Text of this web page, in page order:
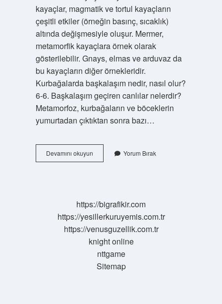
kayaçlar, magmatik ve tortul kayaçların
çeşitli etkiler (örneğin basınç, sıcaklık)
altında değişmesiyle oluşur. Mermer,
metamorfik kayaçlara örnek olarak
gösterilebilir. Gnays, elmas ve arduvaz da
bu kayaçların diğer örnekleridir.
Kurbağalarda başkalaşım nedir, nasıl olur?
6-6. Başkalaşım geçiren canlılar nelerdir?
Metamorfoz, kurbağaların ve böceklerin
yumurtadan çıktıktan sonra bazı…
Devamını okuyunBaşkalaşım
Kavramı
Yorum Bırak
https://bigrafikir.com
https://yesillerkuruyemis.com.tr
https://venusguzellik.com.tr
knight online
nttgame
Sitemap